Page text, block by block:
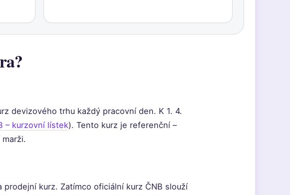
devizového trhu každý pracovní den. K 1. 4.
– kurzovní lístek). Tento kurz je referenční –
kurz. Zatímco oficiální kurz ČNB slouží